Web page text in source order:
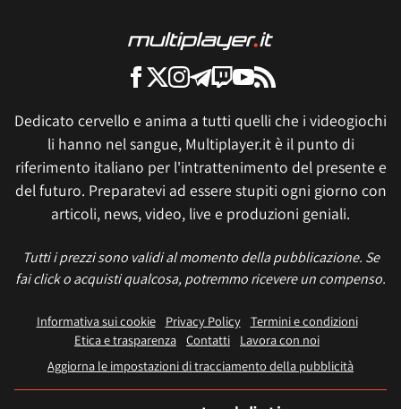
Dedicato cervello e anima a tutti quelli che i videogiochi
li hanno nel sangue, Multiplayer.it è il punto di
riferimento italiano per l'intrattenimento del presente e
del futuro. Preparatevi ad essere stupiti ogni giorno con
articoli, news, video, live e produzioni geniali.
Tutti i prezzi sono validi al momento della pubblicazione. Se
fai click o acquisti qualcosa, potremmo ricevere un compenso.
Informativa sui cookie Privacy Policy
Termini e condizioni
Etica e trasparenza Contatti
Lavora con noi
Aggiorna le impostazioni di tracciamento della pubblicità